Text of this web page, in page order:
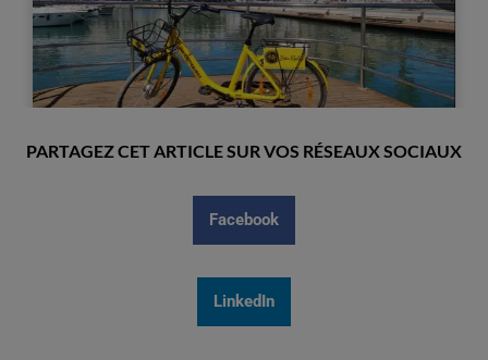
PARTAGEZ CET ARTICLE SUR VOS RÉSEAUX SOCIAUX
Facebook
LinkedIn